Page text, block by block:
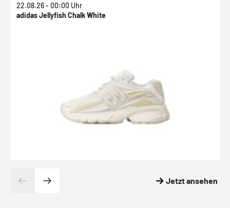
22.08.26 - 00:00 Uhr
adidas Jellyfish Chalk White
Jetzt ansehen